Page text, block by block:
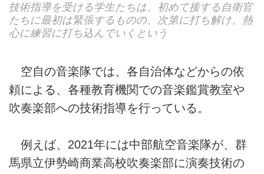
技術指導を受ける学生たちは、初めて接する自衛官
たちに最初は緊張するものの、次第に打ち解け、熱
心に練習に打ち込んでいくという
空自の音楽隊では、各自治体などからの依
頼による、各種教育機関での音楽鑑賞教室や
吹奏楽部への技術指導を行っている。
例えば、2021年には中部航空音楽隊が、群
馬県立伊勢崎商業高校吹奏楽部に演奏技術の